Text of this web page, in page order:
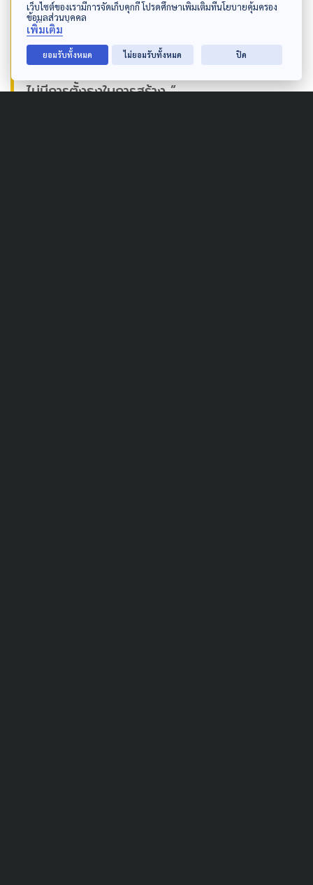
ประชาชนที่ได้รับผลกระทบ เราอธิบายกับสำนัก
งบประมาณ โครงการระดับ 5 พันล้าน ถ้าไม่
เกิดประโยชน์เราไม่ได้รับงบแน่นอน ดังนั้นยืนยัน
ไม่มีการตั้งธงในการสร้าง ”
เว็บไซต์ของเรามีการจัดเก็บคุกกี้ โปรดศึกษาเพิ่มเติมที่นโยบายคุ้มครอง
ข้อมูลส่วนบุคคล
เพิ่มเติม
ยอมรับทั้งหมด ไม่ยอมรับทั้งหมด ปิด